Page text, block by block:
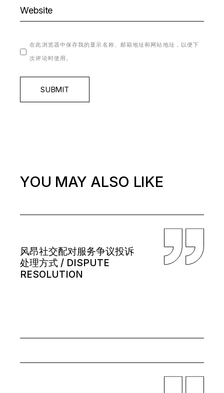
在此浏览器中保存我的显示名称、邮箱地址和网站地址，以便下
次评论时使用。
SUBMIT
YOU MAY ALSO LIKE
风昂社交配对服务争议投诉
处理方式 / DISPUTE
RESOLUTION